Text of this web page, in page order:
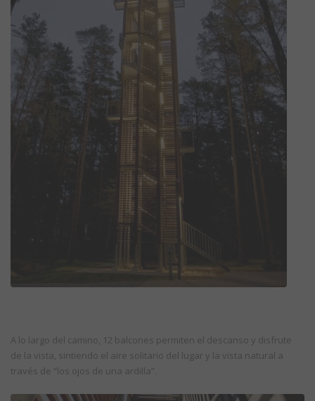
A lo largo del camino, 12 balcones permiten el descanso y disfrute
de la vista, sintiendo el aire solitario del lugar y la vista natural a
través de “los ojos de una ardilla”.